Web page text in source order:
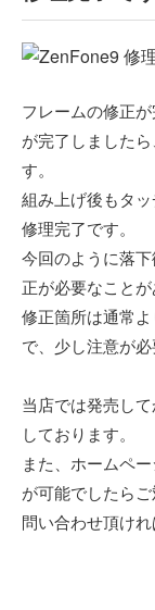
フレームの修正
が完了しました
す。
組み上げ後もタ
修理完了です。
今回のように落
正が必要なことが
修正箇所は通常
で、少し注意が必
当店では発売し
しております。
また、ホームペ
が可能でしたら
問い合わせ頂けれ